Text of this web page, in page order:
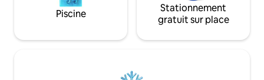
Piscine
Stationnement
gratuit sur place